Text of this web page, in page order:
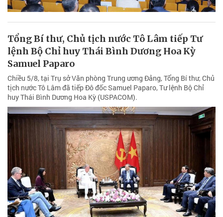
Tổng Bí thư, Chủ tịch nước Tô Lâm tiếp Tư
lệnh Bộ Chỉ huy Thái Bình Dương Hoa Kỳ
Samuel Paparo
Chiều 5/8, tại Trụ sở Văn phòng Trung ương Đảng, Tổng Bí thư, Chủ
tịch nước Tô Lâm đã tiếp Đô đốc Samuel Paparo, Tư lệnh Bộ Chỉ
huy Thái Bình Dương Hoa Kỳ (USPACOM).